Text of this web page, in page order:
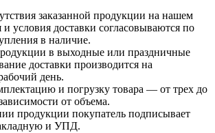
заказанной продукции на нашем
и условия доставки согласовываются по
в наличие.
в выходные или праздничные
доставки производится на
день.
и погрузку товара — от трех до
от объема.
продукции покупатель подписывает
и УПД.